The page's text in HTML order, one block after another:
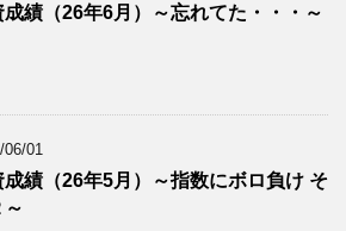
成績（26年6月）～忘れてた・・・～
06/01
成績（26年5月）～指数にボロ負け そ